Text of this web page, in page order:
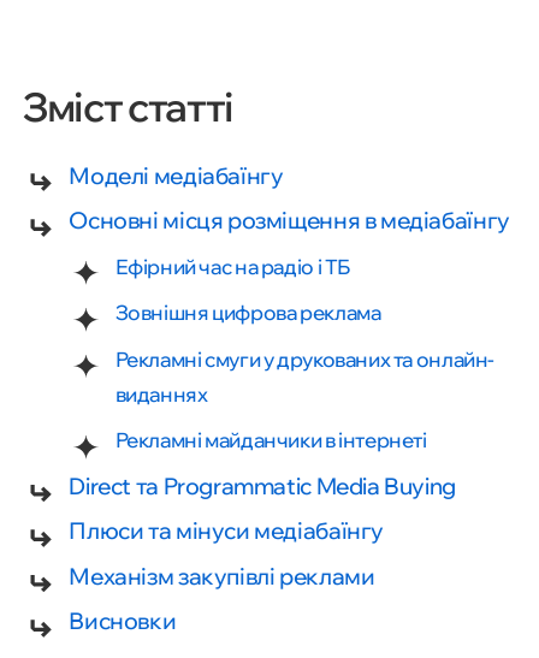
Зміст статті
Моделі медіабаїнгу
Основні місця розміщення в медіабаїнгу
Ефірний час на радіо і ТБ
Зовнішня цифрова реклама
Рекламні смуги у друкованих та онлайн-
виданнях
Рекламні майданчики в інтернеті
Direct та Programmatic Media Buying
Плюси та мінуси медіабаїнгу
Механізм закупівлі реклами
Висновки